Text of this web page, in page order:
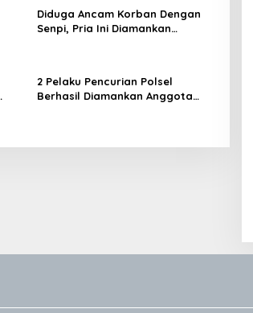
Diduga Ancam Korban Dengan
Senpi, Pria Ini Diamankan
2 Pelaku Pencurian Polsel
Berhasil Diamankan Anggota